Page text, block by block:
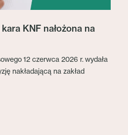
KNF nałożona na
12 czerwca 2026 r. wydała
nakładającą na zakład